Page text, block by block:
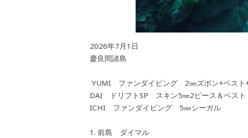
2026年7月1日
慶良間諸島
YUMI ファンダイビング 2㎜ズボン+ベスト
DAI ドリフトSP スキン5㎜2ピース＆ベスト
ICHI ファンダイビング 5㎜シーガル
前島 ダイマル